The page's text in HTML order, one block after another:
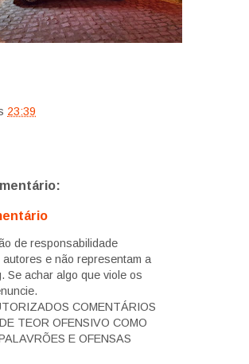
23:39
de responsabilidade
e não representam a
Se achar algo que viole os
COMENTÁRIOS
TEOR OFENSIVO COMO
E OFENSAS